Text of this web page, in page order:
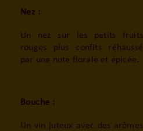
Nez :
Un nez sur les petits fruits
rouges plus confits réhaussé
par une note florale et épicée.
Bouche :
Un vin juteux avec des arômes